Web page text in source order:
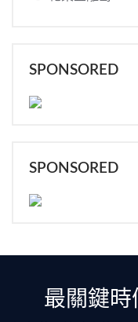
SPONSORED
SPONSORED
最關鍵時